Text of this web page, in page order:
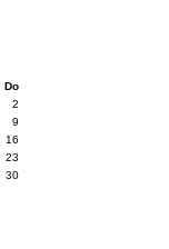
Do
2
9
16
23
30